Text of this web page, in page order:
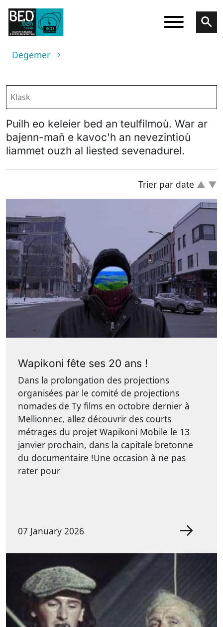
Skip to main content
Breadcrumb
Degemer
Puilh eo keleier bed an teulfilmoù. War ar
bajenn-mañ e kavoc'h an nevezintioù
liammet ouzh al liested sevenadurel.
Trier par date ▲ ▼
Wapikoni fête ses 20 ans !
Dans la prolongation des projections
organisées par le comité de projections
nomades de Ty films en octobre dernier à
Mellionnec, allez découvrir des courts
métrages du projet Wapikoni Mobile le 13
janvier prochain, dans la capitale bretonne
du documentaire !Une occasion à ne pas
rater pour
07 January 2026